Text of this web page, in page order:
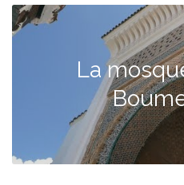
La